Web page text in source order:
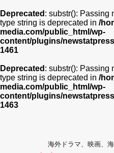
Deprecated : substr(): Passing
type string is deprecated in /
media.com/public_html/wp-
content/plugins/
1461
Deprecated : substr(): Passing
type string is deprecated in /
media.com/public_html/wp-
content/plugins/
1463
海外ドラマ、映画、